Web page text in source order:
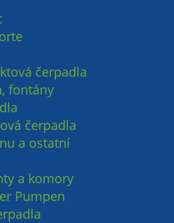
čerpadla
fontány
čerpadla
a ostatní
a komory
Pumpen